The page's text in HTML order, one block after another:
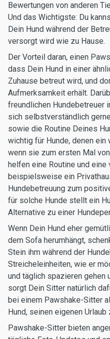
Bewertungen von anderen
Und das Wichtigste: Du
Dein Hund während der
versorgt wird wie zu Hause.
Der Vorteil daran, einen
dass Dein Hund in einer
Zuhause betreut wird, und
Aufmerksamkeit erhält.
freundlichen Hundebetreuer
sich selbstverständlich
sowie die Routine Deines
wichtig für Hunde, denen
wenn sie zum ersten Mal
helfen eine Routine und eine
beispielsweise ein
Hundebetreuung zum
für solche Hunde stellt ein
Alternative zu einer
Wenn Dein Hund eher
dem Sofa herumhängt,
Stein ihm während der
Streicheleinheiten, wie er
und täglich spazieren gehen
sorgt Dein Sitter natürlich
bei einem Pawshake-Sitter
Hund, seinen eigenen Urlaub
Pawshake-Sitter bieten